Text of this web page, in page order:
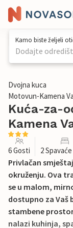
Kamo biste željeli
Dodajte
1 / 26
Dvojna kuca
Motovun-Kamena
Kuća-za-
Kamena
6 Gosti 2
Privlačan
okruženju. Ova
se u malom,
dostupno za Vaš
stambene
nalazi kuhinja,